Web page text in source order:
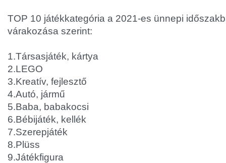
TOP 10 játékkategória a 2021-es ünnepi
várakozása szerint:
1.Társasjáték, kártya
2.LEGO
3.Kreatív, fejlesztő
4.Autó, jármű
5.Baba, babakocsi
6.Bébijáték, kellék
7.Szerepjáték
8.Plüss
9.Játékfigura